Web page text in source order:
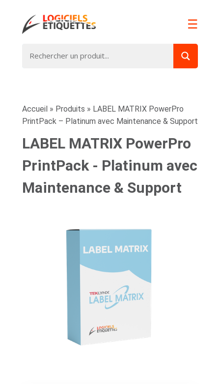
☰
Accueil » Produits » LABEL MATRIX PowerPro
PrintPack – Platinum avec Maintenance & Support
LABEL MATRIX PowerPro
PrintPack - Platinum avec
Maintenance & Support